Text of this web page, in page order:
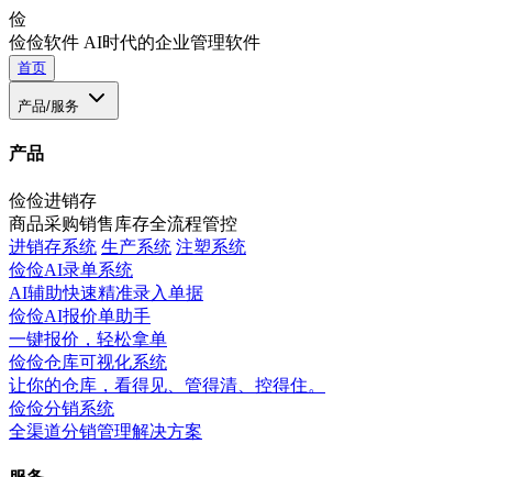
俭
俭俭软件 AI时代的企业管理软件
首页
产品/服务
产品
俭俭进销存
商品采购销售库存全流程管控
进销存系统 生产系统 注塑系统
俭俭AI录单系统
AI辅助快速精准录入单据
俭俭AI报价单助手
一键报价，轻松拿单
俭俭仓库可视化系统
让你的仓库，看得见、管得清、控得住。
俭俭分销系统
全渠道分销管理解决方案